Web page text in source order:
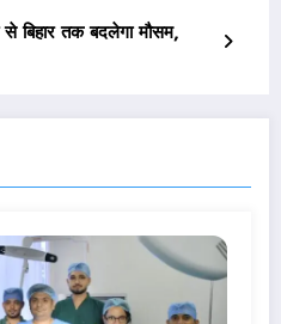
बिहार तक बदलेगा मौसम,